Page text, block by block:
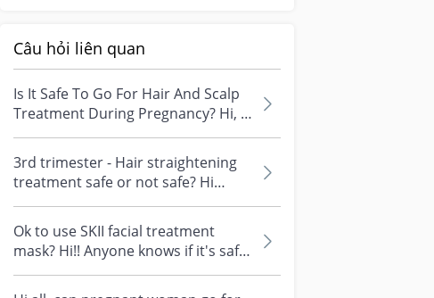
Câu hỏi liên quan
Is It Safe To Go For Hair And Scalp
Treatment During Pregnancy? Hi, I
would like to ask if it is saf...
3rd trimester - Hair straightening
treatment safe or not safe? Hi
mummies, is it safe to do hair str...
Ok to use SKII facial treatment
mask? Hi!! Anyone knows if it's safe
to use SKII facial treatment ma...